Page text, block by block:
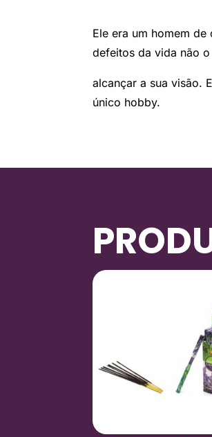
Ele era um homem
defeitos da vida não
alcançar a sua visão.
único hobby.